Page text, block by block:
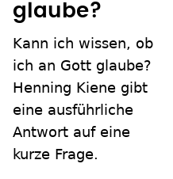
glaube?
Kann ich wissen, ob
ich an Gott glaube?
Henning Kiene gibt
eine ausführliche
Antwort auf eine
kurze Frage.